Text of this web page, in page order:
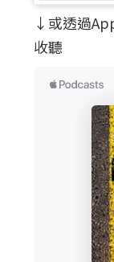
↓或透過
收聽